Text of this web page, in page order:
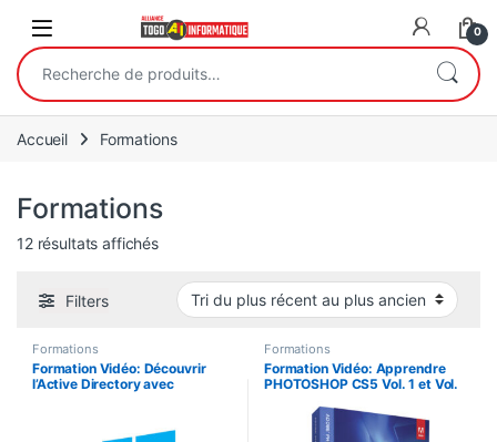
Open 0
Recherche pour :
Accueil Formations
Formations
12 résultats affichésTrié du plus récent au plus ancien
Filters
Formations
Formation Vidéo: Découvrir
l’Active Directory avec
Formations
Formation Vidéo: Apprendre
PHOTOSHOP CS5 Vol. 1 et Vol.